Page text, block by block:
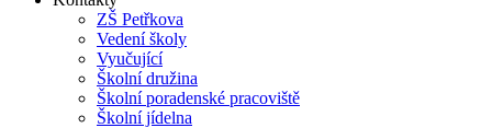
ZŠ Petřkova
Vedení školy
Vyučující
Školní družina
Školní poradenské pracoviště
Školní jídelna